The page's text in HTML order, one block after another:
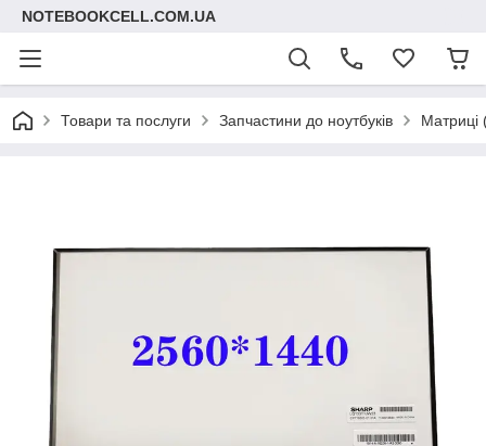
NOTEBOOKCELL.COM.UA
Товари та послуги Запчастини до ноутбуків Матриці